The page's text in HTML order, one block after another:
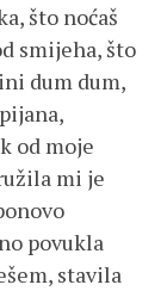
što noćaš
smijeha, što
dum dum,
od moje
mi je
povukla
stavila